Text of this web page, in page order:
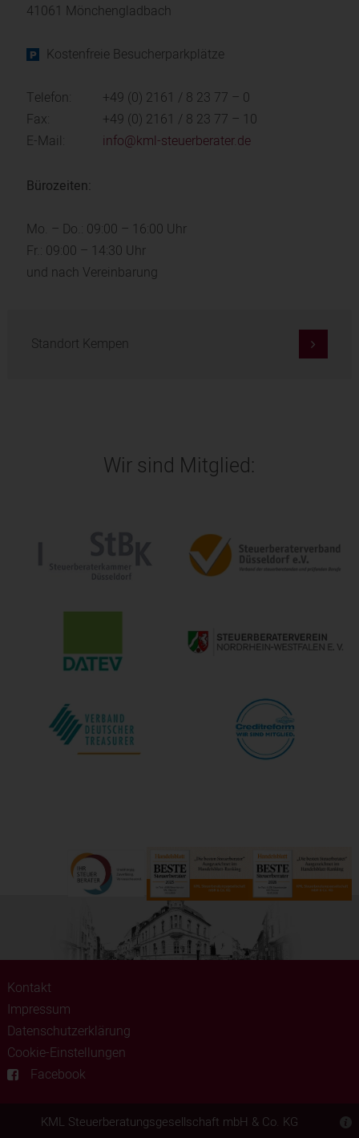
41061 Mönchengladbach
Kostenfreie Besucherparkplätze
Telefon:
+49 (0) 2161 / 8 23 77 – 0
Fax:
+49 (0) 2161 / 8 23 77 – 10
E-Mail:
info@kml-steuerberater.de
Bürozeiten:
Mo. – Do.: 09:00 – 16:00 Uhr
Fr.: 09:00 – 14:30 Uhr
und nach Vereinbarung
Standort Kempen
Wir sind Mitglied:
Kontakt
Impressum
Datenschutzerklärung
Cookie-Einstellungen
Facebook
KML Steuerberatungsgesellschaft mbH & Co. KG